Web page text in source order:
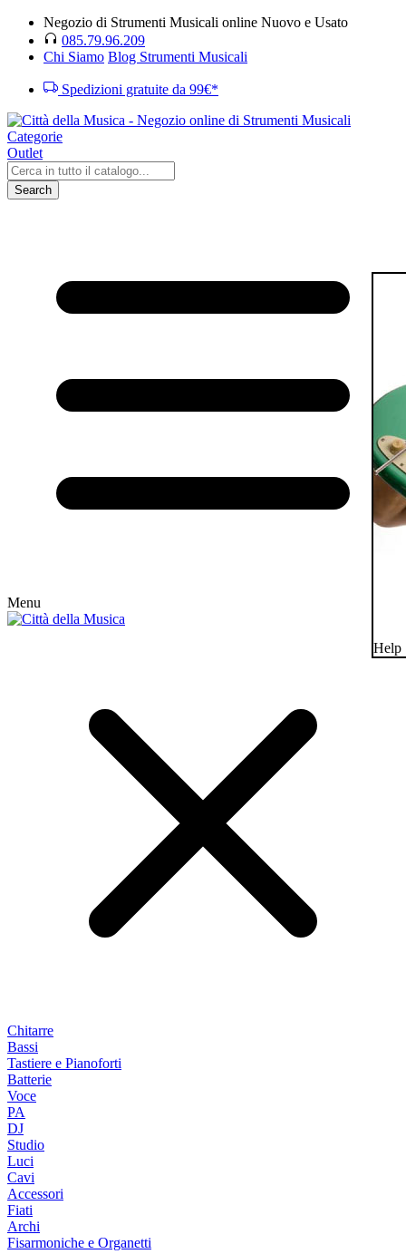
Negozio di Strumenti Musicali online Nuovo e Usato
085.79.96.209
Chi Siamo Blog Strumenti Musicali
Spedizioni gratuite da 99€*
Categorie
Outlet
Search
Menu
Chitarre
Bassi
Tastiere e Pianoforti
Batterie
Voce
PA
DJ
Studio
Luci
Cavi
Accessori
Fiati
Archi
Fisarmoniche e Organetti
Help